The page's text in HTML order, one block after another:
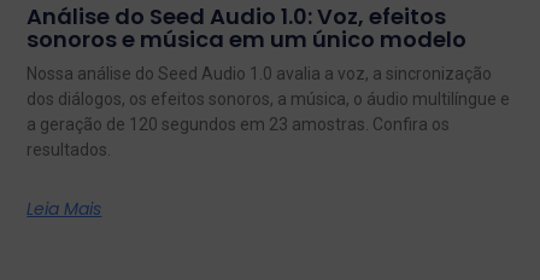
Análise do Seed Audio 1.0: Voz, efeitos
sonoros e música em um único modelo
Nossa análise do Seed Audio 1.0 avalia a voz, a sincronização
dos diálogos, os efeitos sonoros, a música, o áudio multilíngue e
a geração de 120 segundos em 23 amostras. Confira os
resultados.
Leia Mais